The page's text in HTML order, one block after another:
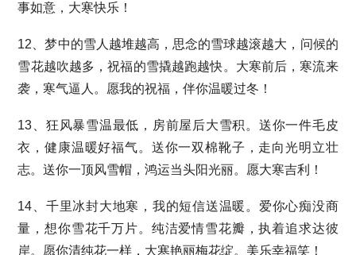
事如意，大寒快乐！
12、梦中的雪人越堆越高，思念的雪球越滚越大，问候的
雪花越吹越多，祝福的雪撬越跑越快。大寒前后，寒流来
袭，寒气逼人。愿我的祝福，伴你温暖过冬！
13、狂风暴雪温最低，房前屋后大雪积。送你一件毛皮
衣，健康温暖好福气。送你一双棉靴子，走向光明立壮
志。送你一顶风雪帽，鸿运当头阳光丽。愿大寒吉利！
14、千里冰封大地寒，我的短信送温暖。爱你心痴没商
量，想你雪花千万片。纯洁爱情雪花瓣，执着追求达彼
岸。愿你清纯花一样，大寒艳丽梅花绽。美乐幸福笑！